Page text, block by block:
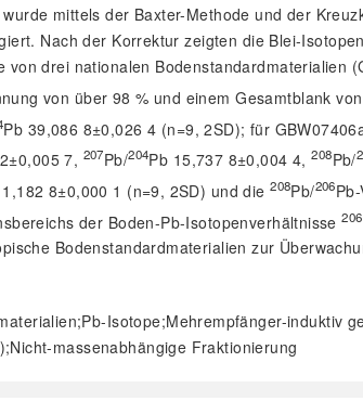
mittels der Baxter-Methode und der
Nach der Korrektur zeigten die Blei-
von drei nationalen Bodenstandardmaterialien
von über 98 % und einem Gesamtblank
Pb 39,086 8±0,026 4 (n=9, 2SD); für
7, 207Pb/204Pb 15,737 8±0,004 4,208Pb/
8±0,000 1 (n=9, 2SD) und die208Pb/206
der Boden-Pb-Isotopenverhältnisse206
Bodenstandardmaterialien zur
Isotope;Mehrempfänger-induktiv
massenabhängige Fraktionierung